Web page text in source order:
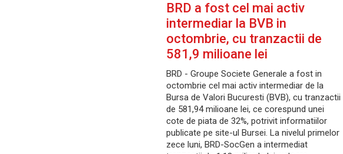
BRD a fost cel mai activ
intermediar la BVB in
octombrie, cu tranzactii de
581,9 milioane lei
BRD - Groupe Societe Generale a fost in
octombrie cel mai activ intermediar de la
Bursa de Valori Bucuresti (BVB), cu tranzactii
de 581,94 milioane lei, ce corespund unei
cote de piata de 32%, potrivit informatiilor
publicate pe site-ul Bursei. La nivelul primelor
zece luni, BRD-SocGen a intermediat